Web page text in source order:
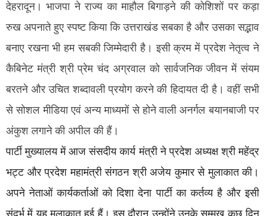
देहरादून। भाजपा ने राज्य का माहौल बिगाड़ने की कोशिशों पर कड़ा
रुख अपनाते हुए स्पष्ट किया कि उत्तराखंड सबका है और उसका सद्भाव
बनाए रखना भी हम सबकी जिम्मेदारी है। इसी क्रम में प्रदेश नेतृत्व ने
कैबिनेट मंत्री श्री प्रेम चंद अग्रवाल को सार्वजनिक जीवन में संयम
बरतने और उचित शब्दावली प्रयोग करने की हिदायत दी है। वहीं सभी
से सोशल मीडिया एवं अन्य माध्यमों से होने वाली अनर्गल बयानबाजी पर
अंकुश लगाने की अपील की हैं।
पार्टी मुख्यालय में आज संसदीय कार्य मंत्री ने प्रदेश अध्यक्ष श्री महेंद्र
भट्ट और प्रदेश महामंत्री संगठन श्री अजेय कुमार से मुलाकात की।
अपने नेताओं कार्यकर्ताओं को दिशा देना पार्टी का कर्तव्य है और इसी